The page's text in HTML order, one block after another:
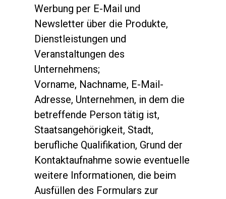
Werbung per E-Mail und
Newsletter über die Produkte,
Dienstleistungen und
Veranstaltungen des
Unternehmens;
Vorname, Nachname, E-Mail-
Adresse, Unternehmen, in dem die
betreffende Person tätig ist,
Staatsangehörigkeit, Stadt,
berufliche Qualifikation, Grund der
Kontaktaufnahme sowie eventuelle
weitere Informationen, die beim
Ausfüllen des Formulars zur